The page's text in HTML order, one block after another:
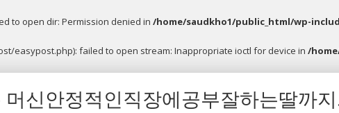
to open dir: Permission denied in /home/saudkho1/public_html/wp-
easypost.php): failed to open stream: Inappropriate ioctl for device in /
신안정적인직장에공부잘하는딸까